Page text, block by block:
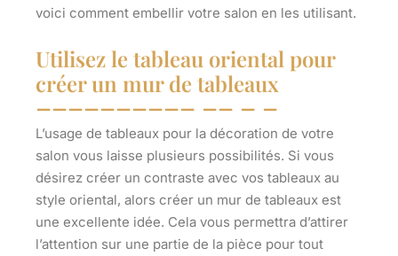
voici comment embellir votre salon en les utilisant.
Utilisez le tableau oriental pour
créer un mur de tableaux
L’usage de tableaux pour la décoration de votre
salon vous laisse plusieurs possibilités. Si vous
désirez créer un contraste avec vos tableaux au
style oriental, alors créer un mur de tableaux est
une excellente idée. Cela vous permettra d’attirer
l’attention sur une partie de la pièce pour tout